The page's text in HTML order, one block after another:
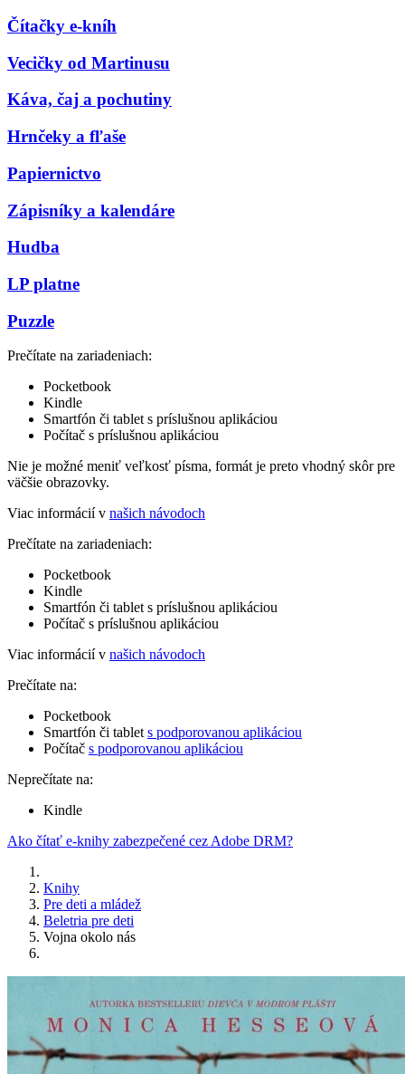
Čítačky e-kníh
Vecičky od Martinusu
Káva, čaj a pochutiny
Hrnčeky a fľaše
Papiernictvo
Zápisníky a kalendáre
Hudba
LP platne
Puzzle
Prečítate na zariadeniach:
Pocketbook
Kindle
Smartfón či tablet s príslušnou aplikáciou
Počítač s príslušnou aplikáciou
Nie je možné meniť veľkosť písma, formát je preto vhodný skôr pre
väčšie obrazovky.
Viac informácií v našich návodoch
Prečítate na zariadeniach:
Pocketbook
Kindle
Smartfón či tablet s príslušnou aplikáciou
Počítač s príslušnou aplikáciou
Viac informácií v našich návodoch
Prečítate na:
Pocketbook
Smartfón či tablet s podporovanou aplikáciou
Počítač s podporovanou aplikáciou
Neprečítate na:
Kindle
Ako čítať e-knihy zabezpečené cez Adobe DRM?
Knihy
Pre deti a mládež
Beletria pre deti
Vojna okolo nás